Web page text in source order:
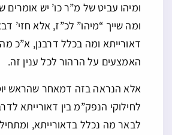
ומיהו עביט של מ”ר כו’ יש אומרים
ומה שייך “מיהו” לכ”ז, אלא חזי’
דאורייתא ומה בכלל דרבנן, א”כ מה
האמצעים על הרהור לכל ענין זה.
אלא הנראה בזה דמאחר שהראש
לחילוקי הנפק”מ בין דאורייתא
לבאר מה נכלל בדאורייתא,